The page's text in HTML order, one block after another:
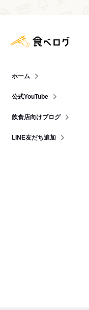
ホーム
公式YouTube
飲食店向けブログ
LINE友だち追加